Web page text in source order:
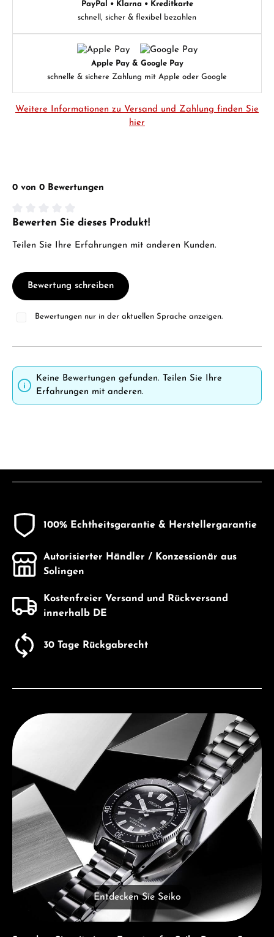
PayPal • Klarna • Kreditkarte
schnell, sicher & flexibel bezahlen
Apple Pay & Google Pay
schnelle & sichere Zahlung mit Apple oder Google
Weitere Informationen zu Versand und Zahlung finden Sie
hier
0 von 0 Bewertungen
Durchschnittliche Bewertung von 0 von 5 Sternen
Bewerten Sie dieses Produkt!
Teilen Sie Ihre Erfahrungen mit anderen Kunden.
Bewertung schreiben
Bewertungen nur in der aktuellen Sprache anzeigen.
Keine Bewertungen gefunden. Teilen Sie Ihre
Erfahrungen mit anderen.
100% Echtheitsgarantie & Herstellergarantie
Autorisierter Händler / Konzessionär aus
Solingen
Kostenfreier Versand und Rückversand
innerhalb DE
30 Tage Rückgabrecht
Entdecken Sie Seiko
Entdecken Sie Seiko